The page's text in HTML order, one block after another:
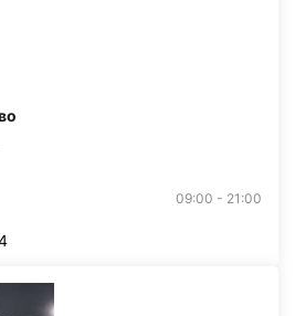
09:00 - 21:00